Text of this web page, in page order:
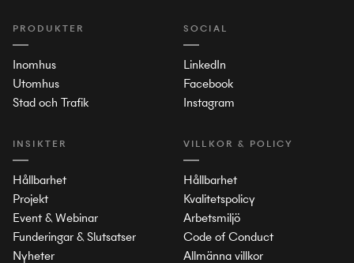
PRODUKTER
Inomhus
Utomhus
Stad och Trafik
INSIKTER
Hållbarhet
Projekt
Event & Webinar
Funderingar & Slutsatser
Nyheter
SOCIAL
LinkedIn
Facebook
Instagram
VILLKOR & POLICY
Hållbarhet
Kvalitetspolicy
Arbetsmiljö
Code of Conduct
Allmänna villkor